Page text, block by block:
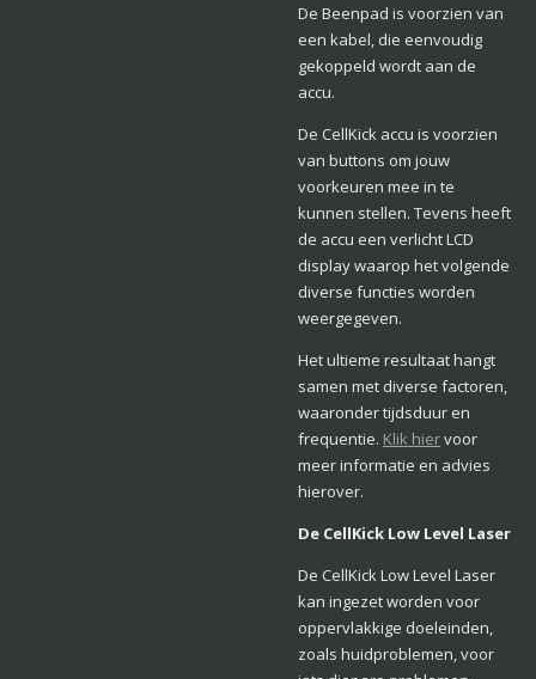
De Beenpad is voorzien van
een kabel, die eenvoudig
gekoppeld wordt aan de
accu.
De CellKick accu is voorzien
van buttons om jouw
voorkeuren mee in te
kunnen stellen. Tevens heeft
de accu een verlicht LCD
display waarop het volgende
diverse functies worden
weergegeven.
Het ultieme resultaat hangt
samen met diverse factoren,
waaronder tijdsduur en
frequentie. Klik hiervoor
meer informatie en advies
hierover.
De CellKick Low Level Laser
De CellKick Low Level Laser
kan ingezet worden voor
oppervlakkige doeleinden,
zoals huidproblemen, voor